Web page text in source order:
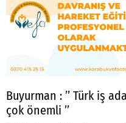
Buyurman : ’’ Türk iş
çok önemli ’’